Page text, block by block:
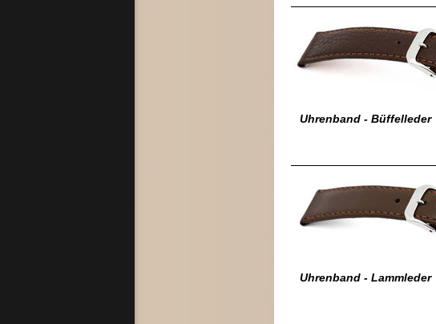
Uhrenband - Büffelleder
Uhrenband - Lammleder